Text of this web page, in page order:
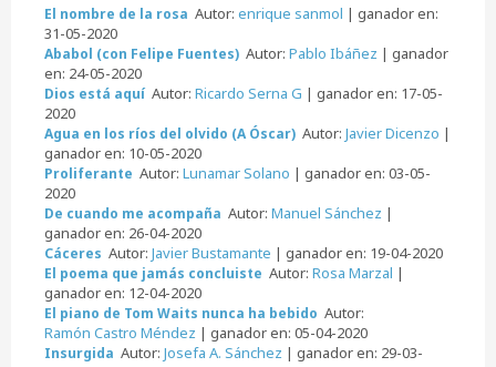
El nombre de la rosa Autor: enrique sanmol | ganador en:
31-05-2020
Ababol (con Felipe Fuentes) Autor: Pablo Ibáñez | ganador
en: 24-05-2020
Dios está aquíAutor: Ricardo Serna G | ganador en: 17-05-
2020
Agua en los ríos del olvido (A Óscar) Autor: Javier Dicenzo |
ganador en: 10-05-2020
Proliferante Autor: Lunamar Solano | ganador en: 03-05-
2020
De cuando me acompaña Autor: Manuel Sánchez |
ganador en: 26-04-2020
Cáceres Autor: Javier Bustamante | ganador en: 19-04-2020
El poema que jamás concluiste Autor: Rosa Marzal |
ganador en: 12-04-2020
El piano de Tom Waits nunca ha bebido Autor:
Ramón Castro Méndez | ganador en: 05-04-2020
Insurgida Autor: Josefa A. Sánchez | ganador en: 29-03-